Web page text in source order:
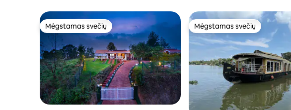
Mėgstamas svečių
Mėgstamas svečių Mėgstamas svečių
Mėgstamas svečių